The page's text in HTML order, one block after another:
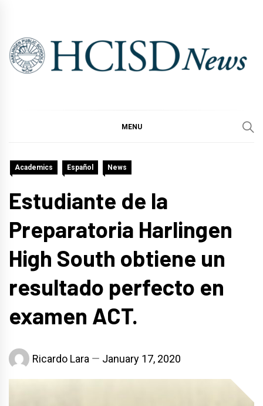
content
MENU
Academics Español News
Estudiante de la
Preparatoria Harlingen
High South obtiene un
resultado perfecto en
examen ACT.
Ricardo Lara January 17, 2020